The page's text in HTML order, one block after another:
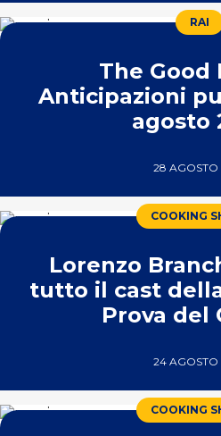
RAI
The Good
Anticipazioni
agosto
28 AGOSTO
COOKING
Lorenzo
tutto il cast
Prova del
24 AGOSTO
COOKING